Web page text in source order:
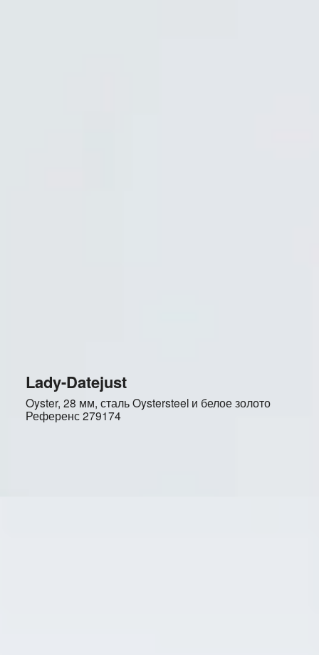
Lady-Datejust
Oyster, 28 мм, сталь Oystersteel и белое золото
Референс279174